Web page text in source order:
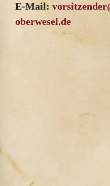
E-Mail:
oberwesel.de